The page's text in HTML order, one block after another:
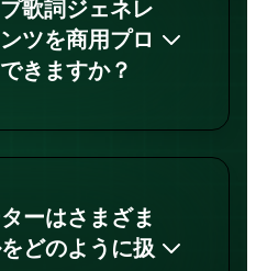
歌詞ジェネレ
ツを商用プロ
きますか？
ーはさまざま
どのように扱